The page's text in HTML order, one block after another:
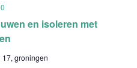
en isoleren met
groningen